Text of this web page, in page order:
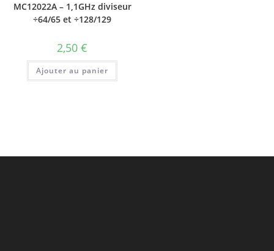
MC12022A – 1,1GHz diviseur
÷64/65 et ÷128/129
2,50€
Ajouter au panier